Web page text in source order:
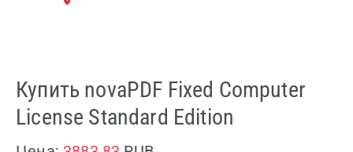
Купить novaPDF Fixed Computer
License Standard Edition